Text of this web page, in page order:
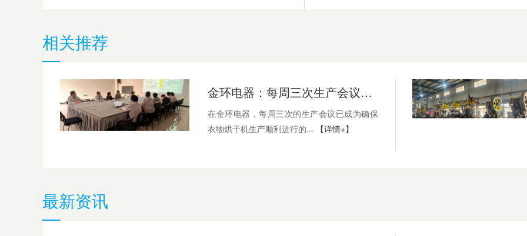
相关推荐
金环电器：每周三次生产会议，助力衣物烘干机生产高效推进
在金环电器，每周三次的生产会议已成为确保
衣物烘干机生产顺利进行的...
【详情+】
最新资讯